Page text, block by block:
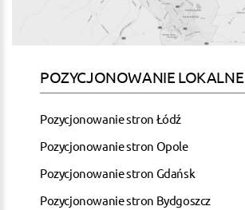
POZYCJONOWANIE LOKALNE
Pozycjonowanie stron Łódź
Pozycjonowanie stron Opole
Pozycjonowanie stron Gdańsk
Pozycjonowanie stron Bydgoszcz